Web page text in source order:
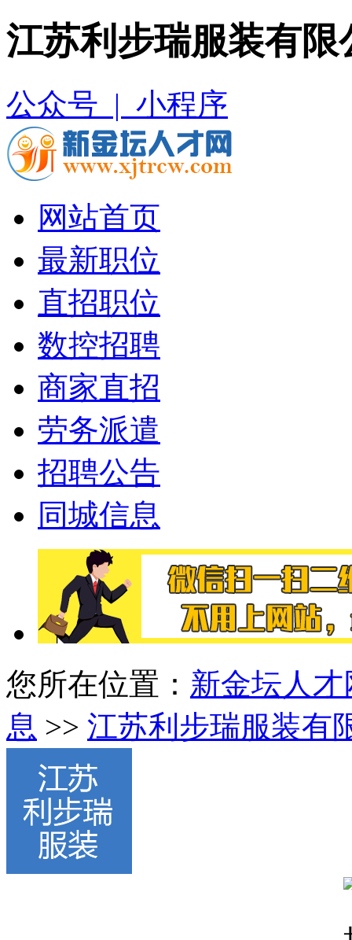
江苏利步瑞服装有
公众号 | 小程序
网站首页
最新职位
直招职位
数控招聘
商家直招
劳务派遣
招聘公告
同城信息
您所在位置： 新金坛人才
息 >> 江苏利步瑞服装有